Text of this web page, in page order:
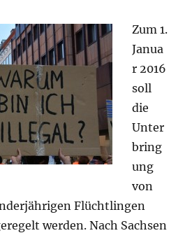
Zum 1.
Janua
r 2016
soll
die
Unter
bring
ung
von
Flüchtlingen
werden. Nach Sachsen